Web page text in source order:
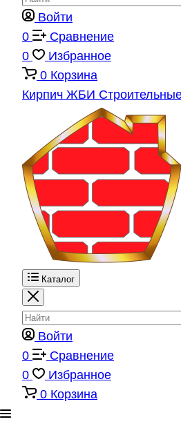
Войти
0
Сравнение
0
Избранное
0 Корзина
Кирпич ЖБИ
Каталог
Войти
0
Сравнение
0
Избранное
0 Корзина